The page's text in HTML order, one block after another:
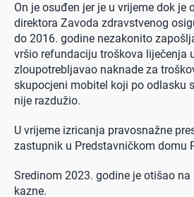
On je osuđen jer je u vrijeme dok je
direktora Zavoda zdravstvenog
do 2016. godine nezakonito
vršio refundaciju troškova liječenja
zloupotrebljavao naknade za
skupocjeni mobitel koji po odlasku
nije razdužio.
U vrijeme izricanja pravosnažne
zastupnik u Predstavničkom domu
Sredinom 2023. godine je otišao
kazne.